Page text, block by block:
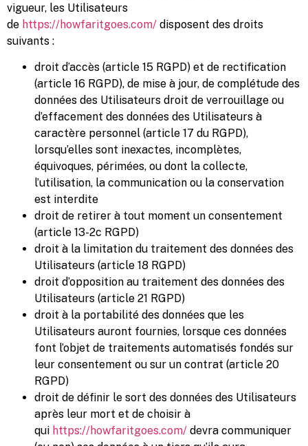
vigueur, les Utilisateurs
de https://howfaritgoes.com/ disposent des droits
suivants :
droit d’accès (article 15 RGPD) et de rectification
(article 16 RGPD), de mise à jour, de complétude des
données des Utilisateurs droit de verrouillage ou
d’effacement des données des Utilisateurs à
caractère personnel (article 17 du RGPD),
lorsqu’elles sont inexactes, incomplètes,
équivoques, périmées, ou dont la collecte,
l’utilisation, la communication ou la conservation
est interdite
droit de retirer à tout moment un consentement
(article 13-2c RGPD)
droit à la limitation du traitement des données des
Utilisateurs (article 18 RGPD)
droit d’opposition au traitement des données des
Utilisateurs (article 21 RGPD)
droit à la portabilité des données que les
Utilisateurs auront fournies, lorsque ces données
font l’objet de traitements automatisés fondés sur
leur consentement ou sur un contrat (article 20
RGPD)
droit de définir le sort des données des Utilisateurs
après leur mort et de choisir à
qui https://howfaritgoes.com/ devra communiquer